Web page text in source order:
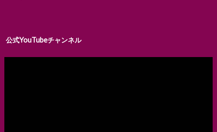
公式YouTubeチャンネル